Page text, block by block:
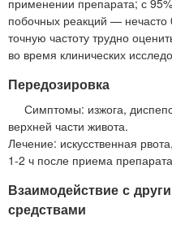
побочных реакций —
точную частоту трудно
во время клинических
Передозировка
Симптомы: изжога,
верхней части живота.
Лечение: искусственная
1-2 ч после приема
Взаимодействие с
средствами